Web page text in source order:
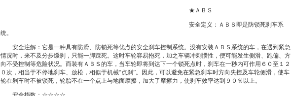
★ＡＢＳ
安全定义：ＡＢＳ即是防锁死刹车系
统。
安全注解：它是一种具有防滑、防锁死等优点的安全刹车控制系统。没有安装ＡＢＳ系统的车，在遇到紧急
情况时，来不及分步缓刹，只能一脚踩死。这时车轮容易抱死，加之车辆冲刺惯性，便可能发生侧滑、跑偏、方
向不受控制等危险状况。而装有ＡＢＳ的车，当车轮即将到达下一个锁死点时，刹车在一秒内可作用６０至１２
０次，相当于不停地刹车、放松，相似于机械“点刹”。因此，可以避免在紧急刹车时方向失控及车轮侧滑，使车
轮在刹车时不被锁死，轮胎不在一个点上与地面摩擦，加大了摩擦力，使刹车效率达到９０％以上。